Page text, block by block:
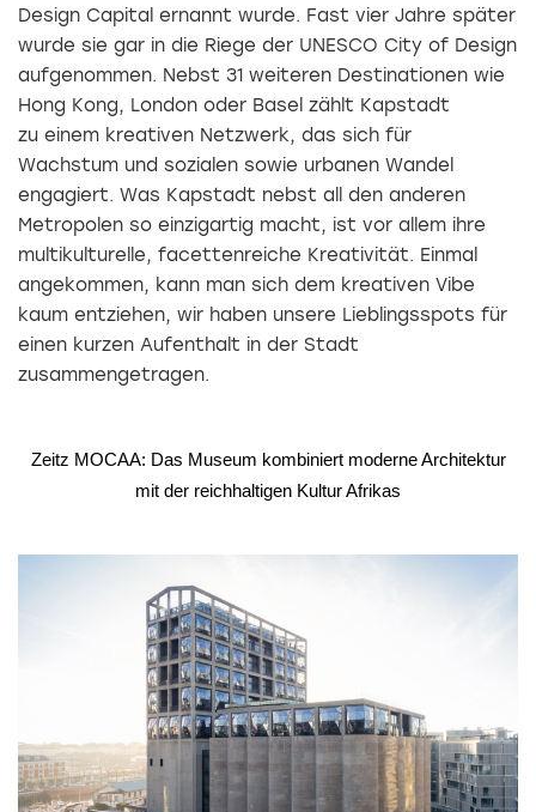
Design Capital ernannt wurde. Fast vier Jahre später
wurde sie gar in die Riege der UNESCO City of Design
aufgenommen. Nebst 31 weiteren Destinationen wie
Hong Kong, London oder Basel zählt Kapstadt
zu einem kreativen Netzwerk, das sich für
Wachstum und sozialen sowie urbanen Wandel
engagiert. Was Kapstadt nebst all den anderen
Metropolen so einzigartig macht, ist vor allem ihre
multikulturelle, facettenreiche Kreativität. Einmal
angekommen, kann man sich dem kreativen Vibe
kaum entziehen, wir haben unsere Lieblingsspots für
einen kurzen Aufenthalt in der Stadt
zusammengetragen.
Zeitz MOCAA: Das Museum kombiniert moderne Architektur
mit der reichhaltigen Kultur Afrikas